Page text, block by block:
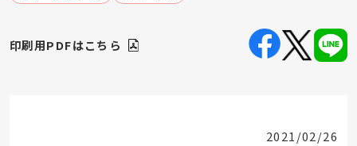
印刷用PDFはこちら
2021/02/26